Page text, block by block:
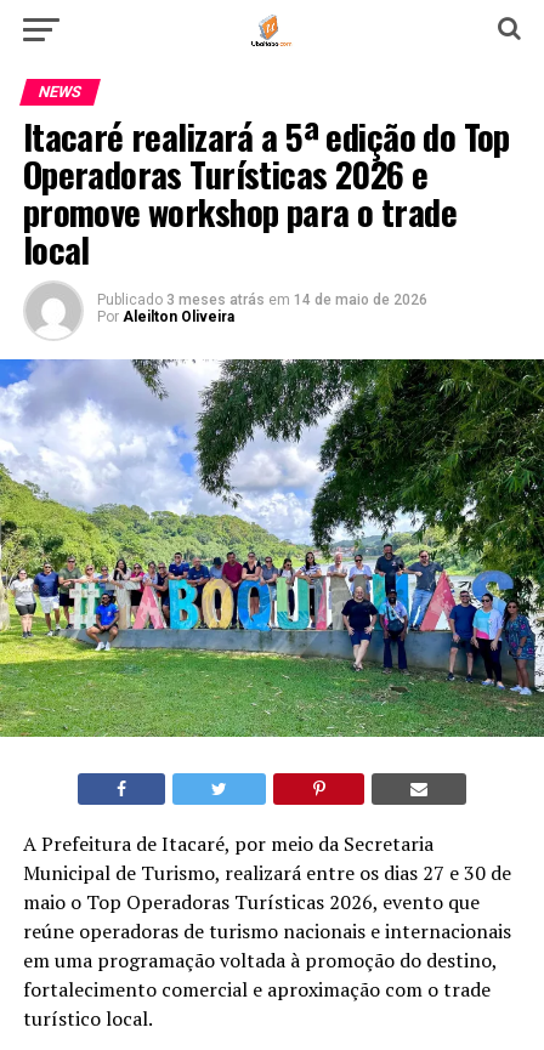
NEWS
Itacaré realizará a 5ª edição do Top
Operadoras Turísticas 2026 e
promove workshop para o trade
local
Publicado 3 meses atrás em 14 de maio de 2026
Por Aleilton Oliveira
A Prefeitura de Itacaré, por meio da Secretaria
Municipal de Turismo, realizará entre os dias 27 e 30 de
maio o Top Operadoras Turísticas 2026, evento que
reúne operadoras de turismo nacionais e internacionais
em uma programação voltada à promoção do destino,
fortalecimento comercial e aproximação com o trade
turístico local.